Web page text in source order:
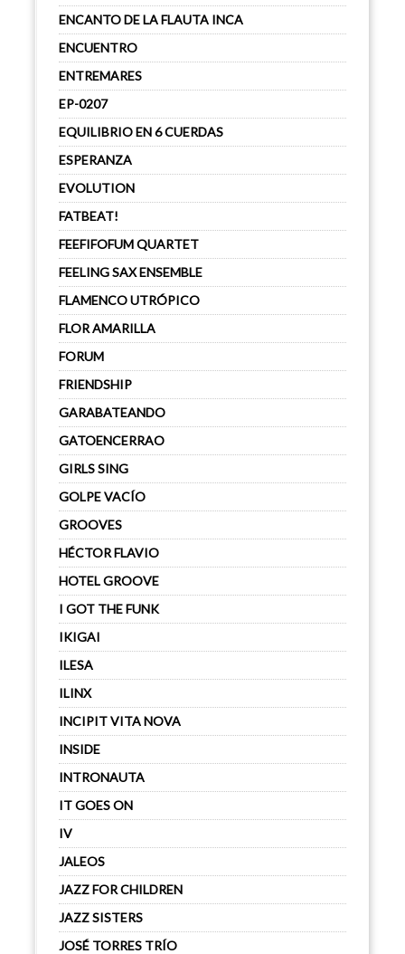
ENCANTO DE LA FLAUTA INCA
ENCUENTRO
ENTREMARES
EP-0207
EQUILIBRIO EN 6 CUERDAS
ESPERANZA
EVOLUTION
FATBEAT!
FEEFIFOFUM QUARTET
FEELING SAX ENSEMBLE
FLAMENCO UTRÓPICO
FLOR AMARILLA
FORUM
FRIENDSHIP
GARABATEANDO
GATOENCERRAO
GIRLS SING
GOLPE VACÍO
GROOVES
HÉCTOR FLAVIO
HOTEL GROOVE
I GOT THE FUNK
IKIGAI
ILESA
ILINX
INCIPIT VITA NOVA
INSIDE
INTRONAUTA
IT GOES ON
IV
JALEOS
JAZZ FOR CHILDREN
JAZZ SISTERS
JOSÉ TORRES TRÍO